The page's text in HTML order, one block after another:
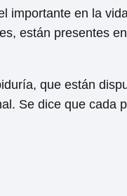
importante en la
están presentes
que están
Se dice que cada